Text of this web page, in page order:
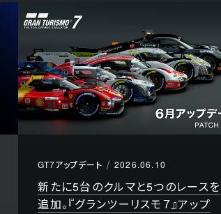
GT7アップデート 2026.06.10
新たに5台のクルマと5つのレースを
追加。『グランツーリスモ７』アップ